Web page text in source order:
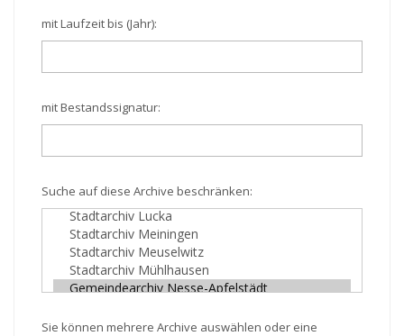
mit Laufzeit bis (Jahr):
mit Bestandssignatur:
Suche auf diese Archive beschränken:
Sie können mehrere Archive auswählen oder eine